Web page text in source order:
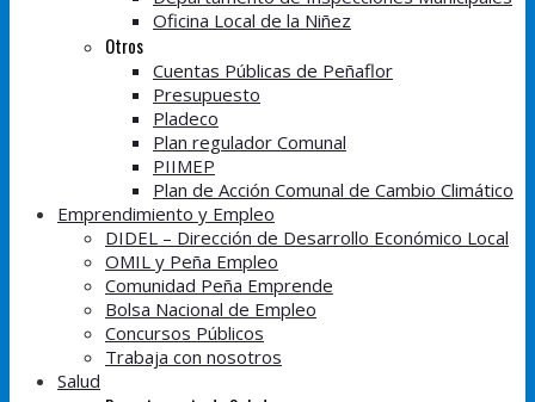
Oficina Local de la Niñez
Otros
Cuentas Públicas de Peñaflor
Presupuesto
Pladeco
Plan regulador Comunal
PIIMEP
Plan de Acción Comunal de Cambio Climático
Emprendimiento y Empleo
DIDEL – Dirección de Desarrollo Económico Local
OMIL y Peña Empleo
Comunidad Peña Emprende
Bolsa Nacional de Empleo
Concursos Públicos
Trabaja con nosotros
Salud